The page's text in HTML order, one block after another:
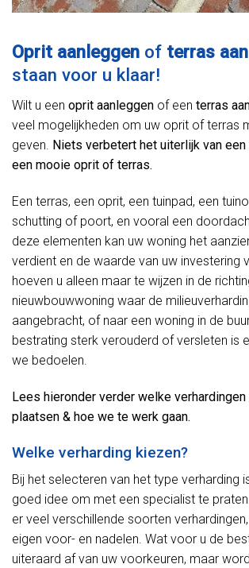
Oprit aanleggen of terras
staan voor u klaar!
Wilt u een oprit aanleggen of een terras
veel mogelijkheden om uw oprit of terras
geven. Niets verbetert het uiterlijk van
een mooie oprit of terras.
Een terras, een oprit, een tuinpad, een
schutting of poort, en vooral een
deze elementen kan uw woning het
verdient en de waarde van uw investering
hoeven u alleen maar te wijzen in de
nieuwbouwwoning waar de
aangebracht, of naar een woning in de
bestrating sterk verouderd of versleten is
we bedoelen.
Lees hieronder verder welke verhardingen
plaatsen & hoe we te werk gaan.
Welke verharding kiezen?
Bij het selecteren van het type verharding
goed idee om met een specialist te
er veel verschillende soorten
eigen voor- en nadelen. Wat voor u de
uiteraard af van uw voorkeuren, maar